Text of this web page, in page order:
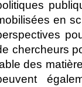
en
chercheurs
des